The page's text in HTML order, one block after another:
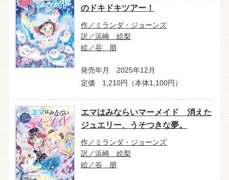
のドキドキツアー！
作／ミランダ・ジョーンズ
訳／浜崎 絵梨
絵／谷 朋
発売年月 2025年12月
定価 1,210円（本体1,100円）
エマはみならいマーメイド 消えた
ジュエリー、うそつきな夢。
作／ミランダ・ジョーンズ
訳／浜崎 絵梨
絵／谷 朋